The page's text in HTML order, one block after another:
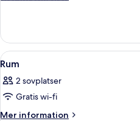
apartment
Öppna
alla
foton
för
Rum
3
Rum
2 sovplatser
Gratis wi-fi
Mer information
Mer